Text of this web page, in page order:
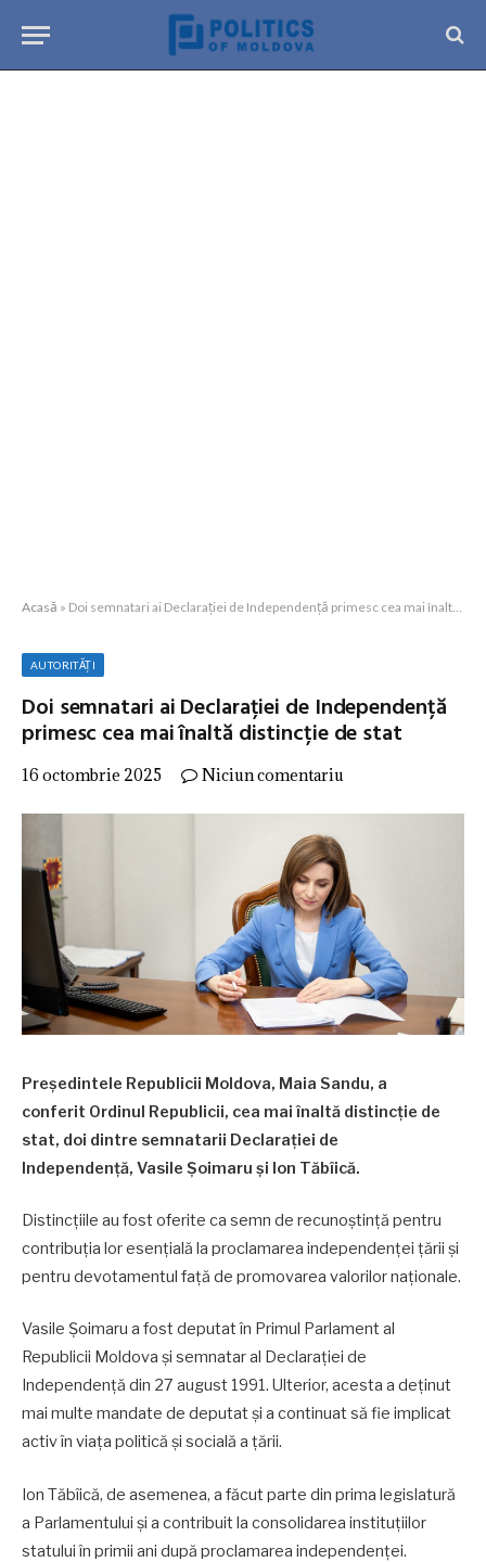
Acasă » Doi semnatari ai Declarației de Independență primesc cea mai înaltă distincție de stat
AUTORITĂȚI
Doi semnatari ai Declarației de Independență
primesc cea mai înaltă distincție de stat
16 octombrie 2025 Niciun comentariu
Președintele Republicii Moldova, Maia Sandu, a
conferit Ordinul Republicii, cea mai înaltă distincție de
stat, doi dintre semnatarii Declarației de
Independență, Vasile Șoimaru și Ion Tăbîică.
Distincțiile au fost oferite ca semn de recunoștință pentru
contribuția lor esențială la proclamarea independenței țării și
pentru devotamentul față de promovarea valorilor naționale.
Vasile Șoimaru a fost deputat în Primul Parlament al
Republicii Moldova și semnatar al Declarației de
Independență din 27 august 1991. Ulterior, acesta a deținut
mai multe mandate de deputat și a continuat să fie implicat
activ în viața politică și socială a țării.
Ion Tăbîică, de asemenea, a făcut parte din prima legislatură
a Parlamentului și a contribuit la consolidarea instituțiilor
statului în primii ani după proclamarea independenței.